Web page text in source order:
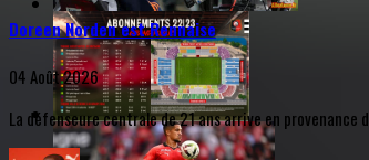
Doreen Norden est Rennaise
04 Août 2026
La défenseure centrale de 21 ans arrive en provenance